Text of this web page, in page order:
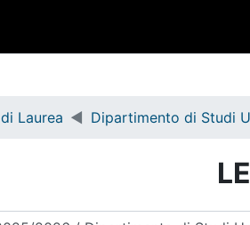
Dipartimento di Studi
Laurea